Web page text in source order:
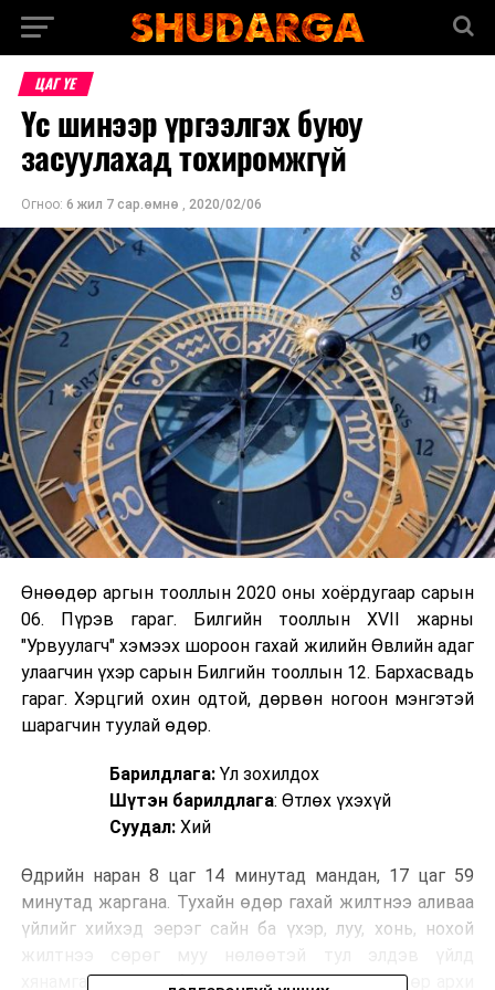
ЦАГ ҮЕ
Үс шинээр үргээлгэх буюу
засуулахад тохиромжгүй
Огноо: 6 жил 7 сар.өмнө , 2020/02/06
Өнөөдөр аргын тооллын 2020 оны хоёрдугаар сарын
06. Пүрэв гараг. Билгийн тооллын XVII жарны
"Урвуулагч" хэмээх шороон гахай жилийн Өвлийн адаг
улаагчин үхэр сарын Билгийн тооллын 12. Бархасвадь
гараг. Хэрцгий охин одтой, дөрвөн ногоон мэнгэтэй
шарагчин туулай өдөр.
Барилдлага: Үл зохилдох
Шүтэн барилдлага: Өтлөх үхэхүй
Суудал: Хий
Өдрийн наран 8 цаг 14 минутад мандан, 17 цаг 59
минутад жаргана. Тухайн өдөр гахай жилтнээ аливаа
үйлийг хийхэд эерэг сайн ба үхэр, луу, хонь, нохой
хянамгай хандаж, биеэ энхрийлүүштэй. Эл өдөр архи